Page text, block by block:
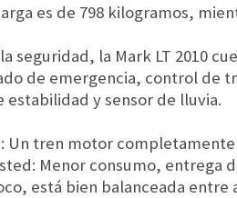
es de 798 kilogramos,
seguridad, la Mark LT 2010
de emergencia, control de
y sensor de lluvia.
Un tren motor
Menor consumo, entrega
está bien balanceada